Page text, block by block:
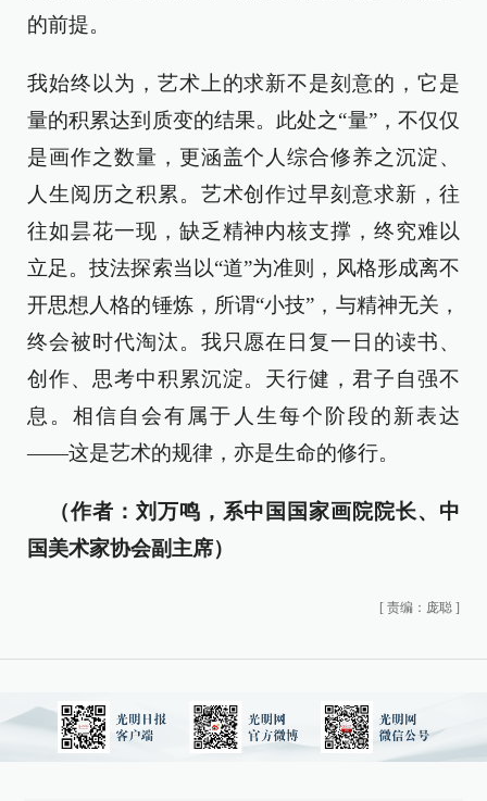
的前提。
我始终以为，艺术上的求新不是刻意的，它是
量的积累达到质变的结果。此处之“量”，不仅仅
是画作之数量，更涵盖个人综合修养之沉淀、
人生阅历之积累。艺术创作过早刻意求新，往
往如昙花一现，缺乏精神内核支撑，终究难以
立足。技法探索当以“道”为准则，风格形成离不
开思想人格的锤炼，所谓“小技”，与精神无关，
终会被时代淘汰。我只愿在日复一日的读书、
创作、思考中积累沉淀。天行健，君子自强不
息。相信自会有属于人生每个阶段的新表达
——这是艺术的规律，亦是生命的修行。
（作者：刘万鸣，系中国国家画院院长、中
国美术家协会副主席）
[ 责编：庞聪 ]